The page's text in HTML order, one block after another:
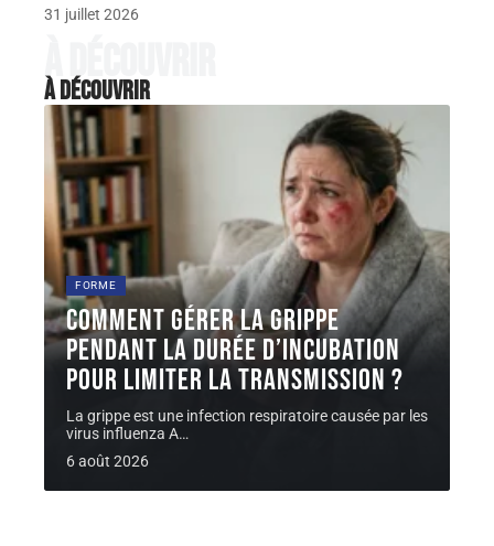
31 juillet 2026
À découvrir
À découvrir
FORME
Comment gérer la grippe
pendant la durée d’incubation
pour limiter la transmission ?
La grippe est une infection respiratoire causée par les
virus influenza A…
6 août 2026